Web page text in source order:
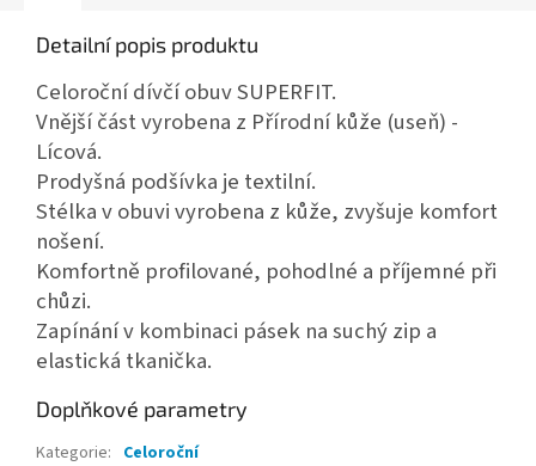
Detailní popis produktu
Celoroční dívčí obuv SUPERFIT.
Vnější část vyrobena z Přírodní kůže (useň) -
Lícová.
Prodyšná podšívka je textilní.
Stélka v obuvi vyrobena z kůže, zvyšuje komfort
nošení.
Komfortně profilované, pohodlné a příjemné při
chůzi.
Zapínání v kombinaci pásek na suchý zip a
elastická tkanička.
Doplňkové parametry
Kategorie: Celoroční